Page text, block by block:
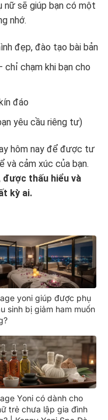
nữ sẽ giúp bạn có một
nhớ.
đẹp, đào tạo bài bản
chỉ chạm khi bạn cho
đáo
yêu cầu riêng tư)
hôm nay để được tư
và cảm xúc của bạn.
được thấu hiểu và
kỳ ai.
yoni giúp được phụ
sinh bị giảm ham muốn
Yoni có dành cho
trẻ chưa lập gia đình